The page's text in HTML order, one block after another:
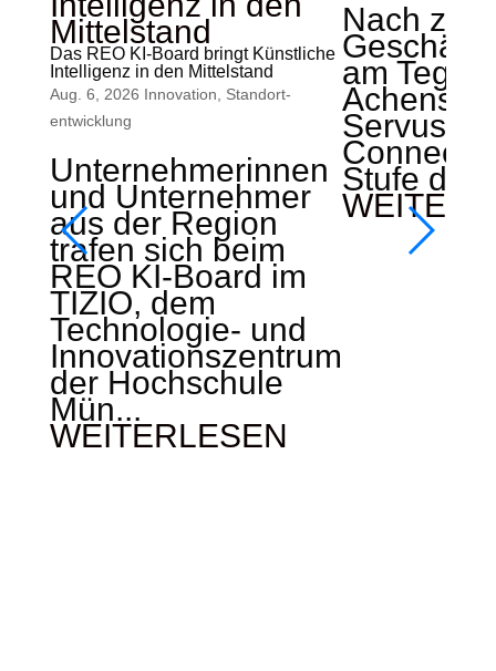
Das REO KI-Board bringt Künstliche
Intelligenz in den Mittelstand
Aug. 6, 2026 Innovation
Standort­
entwicklung
Unternehmerinnen
und Unternehmer
aus der Region
trafen sich beim
REO KI-Board im
TIZIO, dem
Technologie- und
Innovationszentrum
der Hochschule
Mün...
WEITERLESEN
Nach
am
Connect
Stufe der